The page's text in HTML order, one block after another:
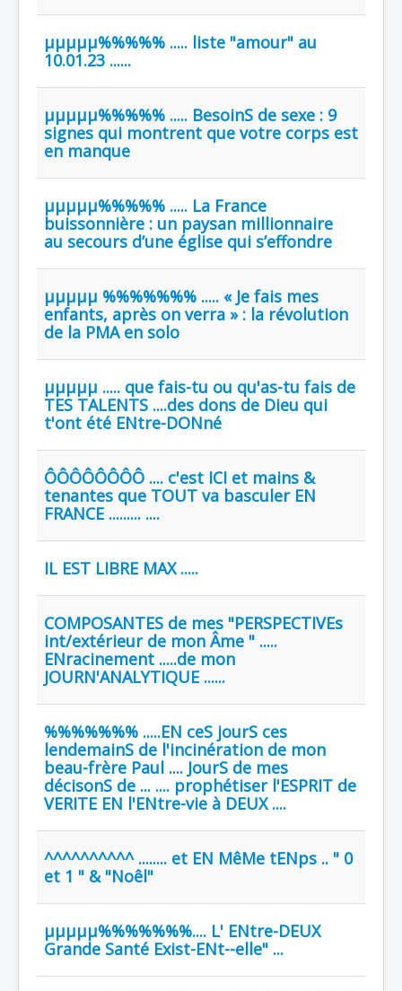
µµµµµ%%%%% ..... liste "amour" au
10.01.23 ......
µµµµµ%%%%% ..... BesoinS de sexe : 9
signes qui montrent que votre corps est
en manque
µµµµµ%%%%% ..... La France
buissonnière : un paysan millionnaire
au secours d’une église qui s’effondre
µµµµµ %%%%%%% ..... « Je fais mes
enfants, après on verra » : la révolution
de la PMA en solo
µµµµµ ..... que fais-tu ou qu'as-tu fais de
TES TALENTS ....des dons de Dieu qui
t'ont été ENtre-DONné
ÔÔÔÔÔÔÔÔ .... c'est ICI et mains &
tenantes que TOUT va basculer EN
FRANCE ......... ....
IL EST LIBRE MAX .....
COMPOSANTES de mes "PERSPECTIVEs
int/extérieur de mon Âme " .....
ENracinement .....de mon
JOURN'ANALYTIQUE ......
%%%%%%% .....EN ceS jourS ces
lendemainS de l'incinération de mon
beau-frère Paul .... JourS de mes
décisonS de ... .... prophétiser l'ESPRIT de
VERITE EN l'ENtre-vie à DEUX ....
^^^^^^^^^^ ........ et EN MêMe tENps .. " 0
et 1 " & "Noêl"
µµµµµ%%%%%%%.... L' ENtre-DEUX
Grande Santé Exist-ENt--elle" ...